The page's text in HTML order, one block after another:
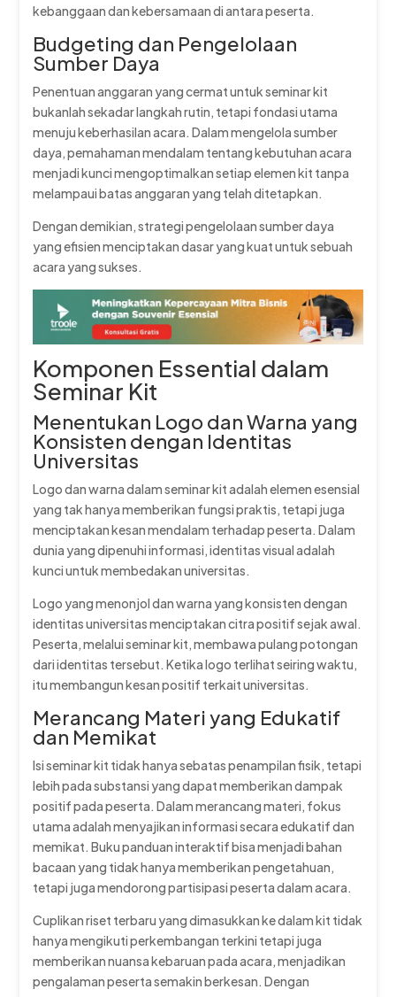
kebanggaan dan kebersamaan di antara peserta.
Budgeting dan Pengelolaan
Sumber Daya
Penentuan anggaran yang cermat untuk seminar kit
bukanlah sekadar langkah rutin, tetapi fondasi utama
menuju keberhasilan acara. Dalam mengelola sumber
daya, pemahaman mendalam tentang kebutuhan acara
menjadi kunci mengoptimalkan setiap elemen kit tanpa
melampaui batas anggaran yang telah ditetapkan.
Dengan demikian, strategi pengelolaan sumber daya
yang efisien menciptakan dasar yang kuat untuk sebuah
acara yang sukses.
Komponen Essential dalam
Seminar Kit
Menentukan Logo dan Warna yang
Konsisten dengan Identitas
Universitas
Logo dan warna dalam seminar kit adalah elemen esensial
yang tak hanya memberikan fungsi praktis, tetapi juga
menciptakan kesan mendalam terhadap peserta. Dalam
dunia yang dipenuhi informasi, identitas visual adalah
kunci untuk membedakan universitas.
Logo yang menonjol dan warna yang konsisten dengan
identitas universitas menciptakan citra positif sejak awal.
Peserta, melalui seminar kit, membawa pulang potongan
dari identitas tersebut. Ketika logo terlihat seiring waktu,
itu membangun kesan positif terkait universitas.
Merancang Materi yang Edukatif
dan Memikat
Isi seminar kit tidak hanya sebatas penampilan fisik, tetapi
lebih pada substansi yang dapat memberikan dampak
positif pada peserta. Dalam merancang materi, fokus
utama adalah menyajikan informasi secara edukatif dan
memikat. Buku panduan interaktif bisa menjadi bahan
bacaan yang tidak hanya memberikan pengetahuan,
tetapi juga mendorong partisipasi peserta dalam acara.
Cuplikan riset terbaru yang dimasukkan ke dalam kit tidak
hanya mengikuti perkembangan terkini tetapi juga
memberikan nuansa kebaruan pada acara, menjadikan
pengalaman peserta semakin berkesan. Dengan